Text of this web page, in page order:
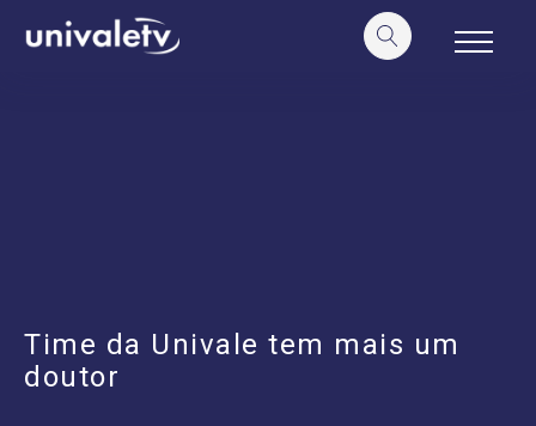
conteúdo
Time da Univale tem mais um
doutor